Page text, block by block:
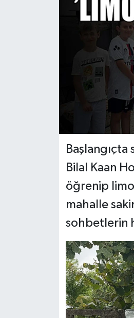
Bilal Kaan
öğrenip
mahalle
sohbetlerin